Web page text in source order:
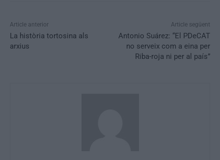
Article anterior
La història tortosina als
arxius
Article següent
Antonio Suárez: “El PDeCAT
no serveix com a eina per
Riba-roja ni per al país”